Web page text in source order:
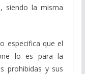
siendo la misma
que el
lo es para la
prohibidas y sus